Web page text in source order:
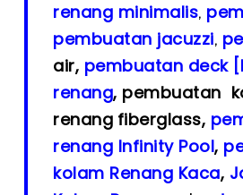
renang minimalis,
pembuatan jacuzzi,
air, pembuatan deck
renang, pembuatan
renang fiberglass,
renang Infinity Pool,
kolam Renang Kaca,